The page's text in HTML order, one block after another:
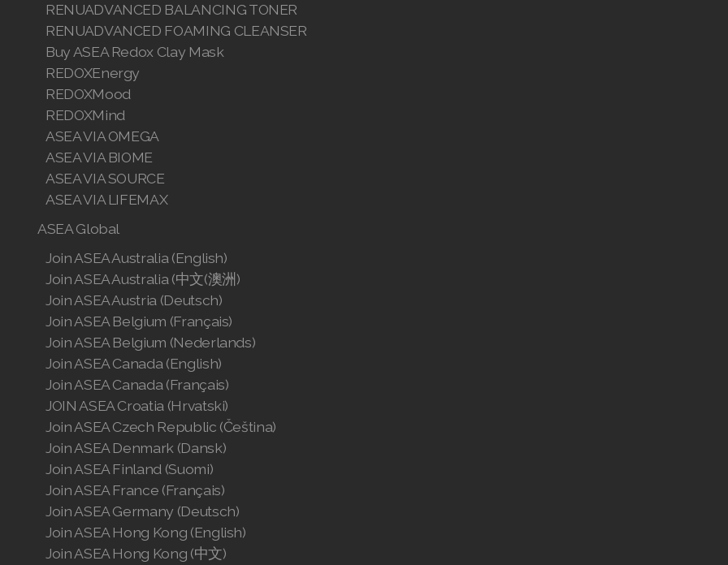
RENUADVANCED BALANCING TONER
RENUADVANCED FOAMING CLEANSER
Buy ASEA Redox Clay Mask
REDOXEnergy
REDOXMood
REDOXMind
ASEA VIA OMEGA
ASEA VIA BIOME
ASEA VIA SOURCE
ASEA VIA LIFEMAX
ASEA Global
Join ASEA Australia (English)
Join ASEA Australia (中文(澳洲)
Join ASEA Austria (Deutsch)
Join ASEA Belgium (Français)
Join ASEA Belgium (Nederlands)
Join ASEA Canada (English)
Join ASEA Canada (Français)
JOIN ASEA Croatia (Hrvatski)
Join ASEA Czech Republic (Čeština)
Join ASEA Denmark (Dansk)
Join ASEA Finland (Suomi)
Join ASEA France (Français)
Join ASEA Germany (Deutsch)
Join ASEA Hong Kong (English)
Join ASEA Hong Kong (中文)